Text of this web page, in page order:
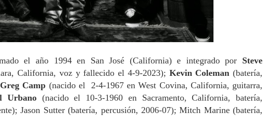
el año 1994 en San José (California) e integrado por Steve
California, voz y fallecido el 4-9-2023); Kevin Coleman (batería,
Greg Camp (nacido el 2-4-1967 en West Covina, California, guitarra,
Urbano (nacido el 10-3-1960 en Sacramento, California, batería,
Jason Sutter (batería, percusión, 2006-07); Mitch Marine (batería,